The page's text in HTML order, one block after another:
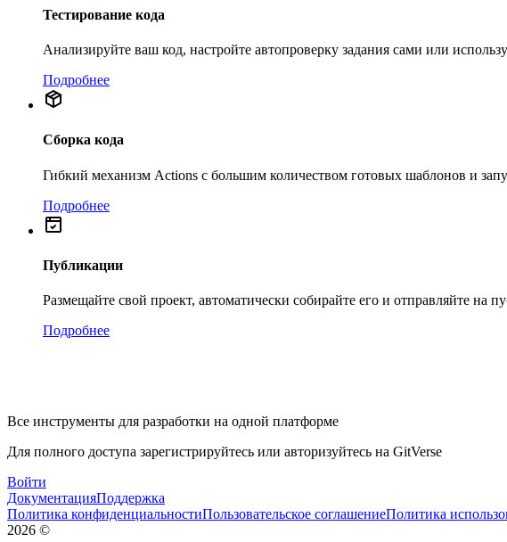
Тестирование кода
Анализируйте ваш код, настройте автопроверку задания сами или
Подробнее
Сборка кода
Гибкий механизм Actions с большим количеством готовых шаблонов и
Подробнее
Публикации
Размещайте свой проект, автоматически собирайте его и отправляйте
Подробнее
Все инструменты для разработки на одной платформе
Для полного доступа зарегистрируйтесь или авторизуйтесь на GitVerse
Войти
ДокументацияПоддержка
Политика конфиденциальностиПользовательское соглашениеПолитика
2026 ©